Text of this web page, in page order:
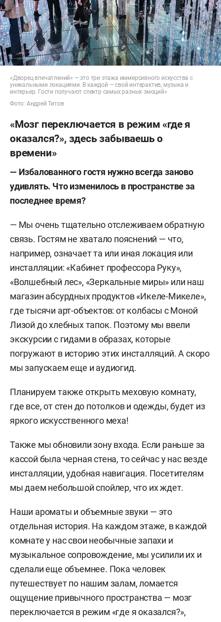
«Дворец впечатлений» — это три этажа иммерсивного искусства с
уникальными локациями. В каждой — свой интерактив, музыка и
интерьер. Гости получают спектр самых разных эмоций»
Фото: Андрей Титов
«Мозг переключается в режим «где я
оказался?», здесь забываешь о
времени»
— Избалованного гостя нужно всегда заново
удивлять. Что изменилось в пространстве за
последнее время?
— Мы очень тщательно отслеживаем обратную
связь. Гостям не хватало пояснений — что,
например, означает та или иная локация или
инсталляции: «Кабинет профессора Руку»,
«Волшебный лес», «Зеркальные миры» или наш
магазин абсурдных продуктов «Икеле-Микеле»,
где тысячи арт-объектов: от колбасы с Моной
Лизой до хлебных тапок. Поэтому мы ввели
экскурсии с гидами в образах, которые
погружают в историю этих инсталляций. А скоро
мы запускаем еще и аудиогид.
Планируем также открыть меховую комнату,
где все, от стен до потолков и одежды, будет из
яркого искусственного меха!
Также мы обновили зону входа. Если раньше за
кассой была черная стена, то сейчас у нас везде
инсталляции, удобная навигация. Посетителям
мы даем небольшой спойлер, что их ждет.
Наши ароматы и объемные звуки — это
отдельная история. На каждом этаже, в каждой
комнате у нас свои необычные запахи и
музыкальное сопровождение, мы усилили их и
сделали еще объемнее. Пока человек
путешествует по нашим залам, ломается
ощущение привычного пространства — мозг
переключается в режим «где я оказался?»,